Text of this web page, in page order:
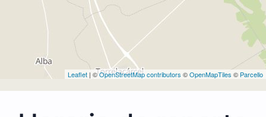
Leaflet | ©OpenStreetMap contributors ©OpenMapTiles © Parcello